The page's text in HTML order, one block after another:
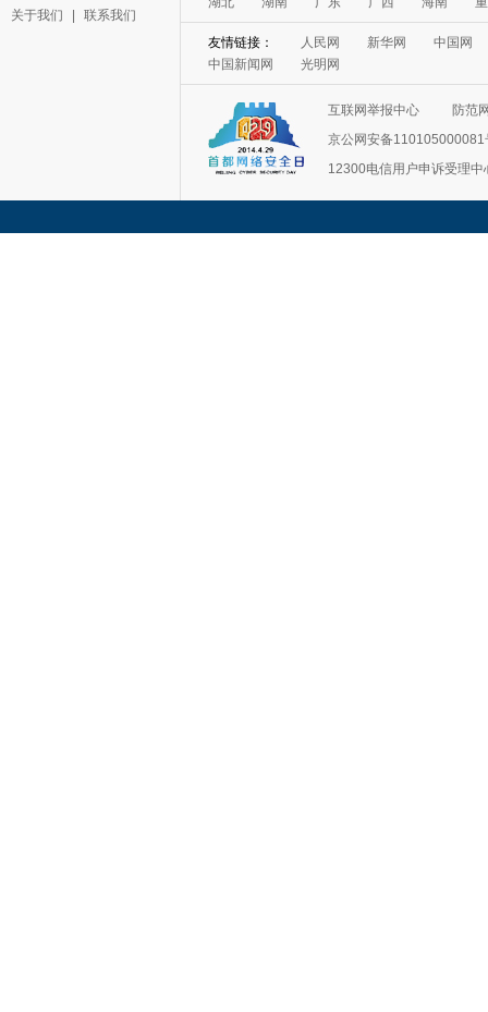
关于我们 联系我们
友情链接： 人民网 新华网
中国网
中国新闻网
光明网
互联网举报中心
防范
京公网安备110105000081
12300电信用户申诉受理中